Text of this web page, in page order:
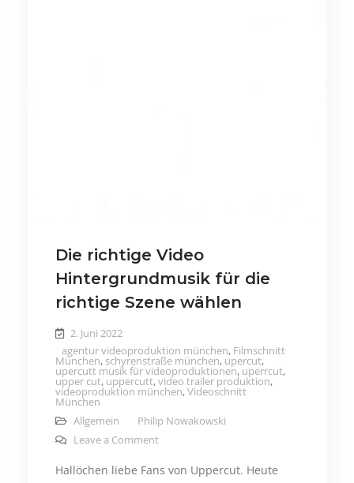
Die richtige Video
Hintergrundmusik für die
richtige Szene wählen
2. Juni 2022
agentur videoproduktion münchen, Filmschnitt
München, schyrenstraße münchen, upercut,
upercutt musik für videoproduktionen, uperrcut,
upper cut, uppercutt,video trailer produktion,
videoproduktion münchen,Videoschnitt
München
Allgemein
Philip Nowakowski
Leave a Comment
Hallöchen liebe Fans von Uppercut. Heute